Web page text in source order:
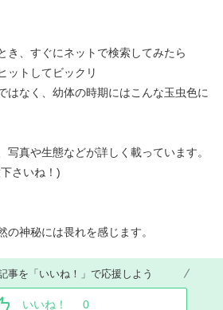
き、すぐにネットで検索してみたら
ットしてビックリ
はなく、幼体の時期にはこんな玉虫色に
写真や生態などが詳しく載っています。
さいね！)
の神秘には畏れを感じます。
事を「いいね！」で応援しよう
いいね！ 0